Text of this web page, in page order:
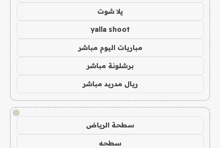
يلا شوت
yalla shoot
مباريات اليوم مباشر
برشلونة مباشر
ريال مدريد مباشر
!
سطحة الرياض
سطحه